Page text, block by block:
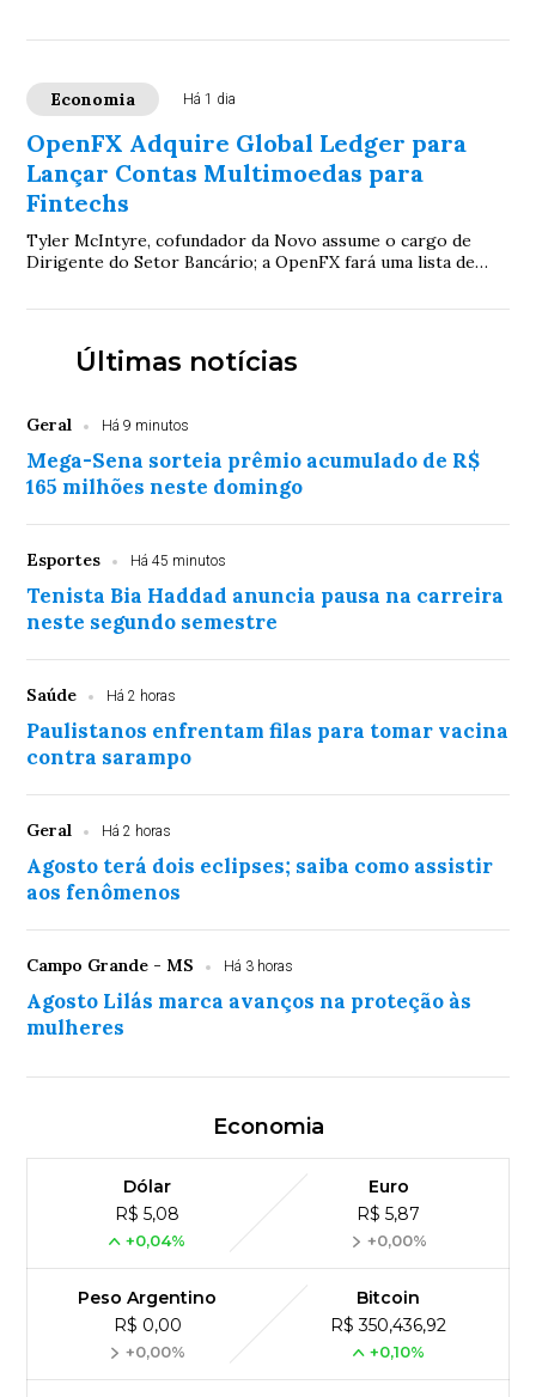
Economia Há 1 dia
OpenFX Adquire Global Ledger para
Lançar Contas Multimoedas para
Fintechs
Tyler McIntyre, cofundador da Novo assume o cargo de
Dirigente do Setor Bancário; a OpenFX fará uma lista de
Últimas notícias
Geral Há 9 minutos
Mega-Sena sorteia prêmio acumulado de R$
165 milhões neste domingo
Esportes Há 45 minutos
Tenista Bia Haddad anuncia pausa na carreira
neste segundo semestre
Saúde Há 2 horas
Paulistanos enfrentam filas para tomar vacina
contra sarampo
Geral Há 2 horas
Agosto terá dois eclipses; saiba como assistir
aos fenômenos
Campo Grande - MS Há 3 horas
Agosto Lilás marca avanços na proteção às
mulheres
Economia
Dólar
R$ 5,08
+0,04%
Euro
R$ 5,87
+0,00%
Peso Argentino
R$ 0,00
+0,00%
Bitcoin
R$ 350,436,92
+0,10%